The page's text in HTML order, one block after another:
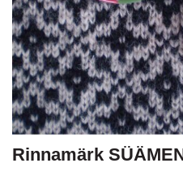
Rinnamärk